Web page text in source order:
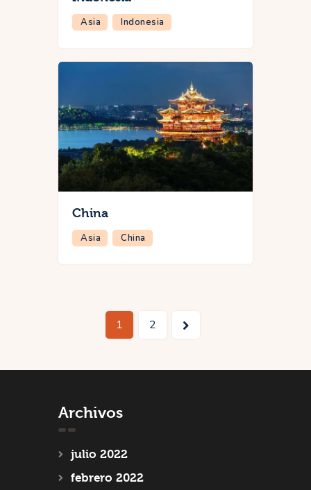
Asia Indonesia
China
Asia China
Paginación
Page
1 Page
2
>
Archivos
julio 2022
febrero 2022